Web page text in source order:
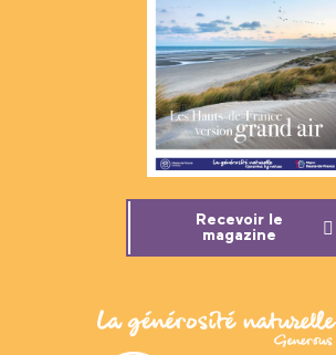
Recevoir le
magazine